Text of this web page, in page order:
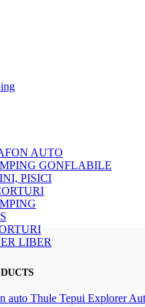
AUTO
GONFLABILE
PISICI
LIBER
auto Thule Tepui Explorer